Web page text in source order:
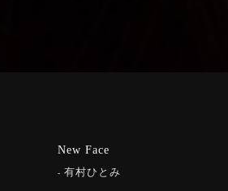
New Face
有村ひとみ